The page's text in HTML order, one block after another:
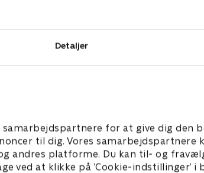
Detaljer
for at give dig den
til dig. Vores samarbejdspartnere
andres platforme. Du kan til- og
ved at klikke på ’Cookie-indstillinger’ i
er
der
er slået ud af kurs. Retten i